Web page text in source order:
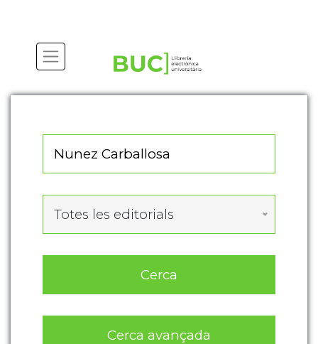
Totes les editorials
Cerca
Cerca avançada